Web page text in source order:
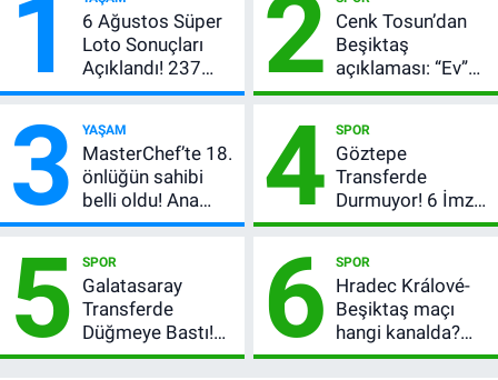
1
6 Ağustos Süper
Loto Sonuçları
Açıklandı! 237
Milyon TL’lik
2 Cenk Tosun’dan
Beşiktaş
açıklaması: “Ev”
dedi, asıl mesajı
verdi
3 YAŞAM
MasterChef’te 18.
önlüğün sahibi
belli oldu! Ana
kadroya giren
oldu?
4 SPOR
Göztepe
Transferde
Durmuyor! 6 İmza
Sonrası Yeni
Oldu
5 SPOR
Galatasaray
Transferde
Düğmeye Bastı!
Leao, Camavinga
6 SPOR
Hradec Králové-
Beşiktaş maçı
hangi kanalda?
Şifresiz canlı yayın